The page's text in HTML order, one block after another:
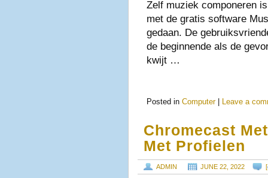
Zelf muziek componeren
met de gratis software
gedaan. De
de beginnende als de
kwijt …
Posted in Computer Leave a
Chromecast
Met Profielen
ADMIN JUNE 22, 2022 [